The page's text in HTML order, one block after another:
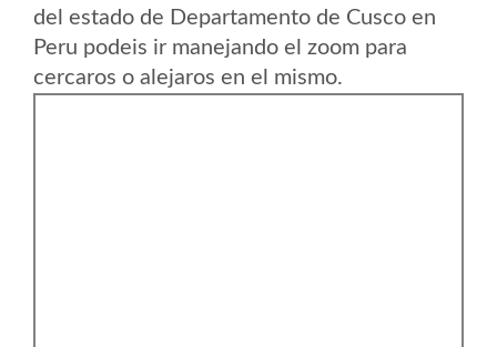
del estado de Departamento de Cusco en
Peru podeis ir manejando el zoom para
cercaros o alejaros en el mismo.